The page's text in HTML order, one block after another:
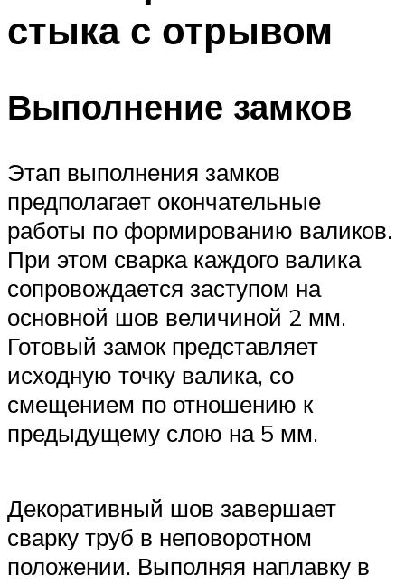
стыка с отрывом
Выполнение замков
Этап выполнения замков
предполагает окончательные
работы по формированию валиков.
При этом сварка каждого валика
сопровождается заступом на
основной шов величиной 2 мм.
Готовый замок представляет
исходную точку валика, со
смещением по отношению к
предыдущему слою на 5 мм.
Декоративный шов завершает
сварку труб в неповоротном
положении. Выполняя наплавку в